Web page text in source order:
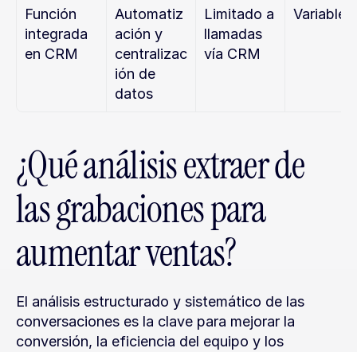
Función
integrada
en CRM
Automatiz
ación y
centralizac
ión de
datos
Limitado a
llamadas
vía CRM
Variable
¿Qué análisis extraer de
las grabaciones para
aumentar ventas?
El análisis estructurado y sistemático de las
conversaciones es la clave para mejorar la
conversión, la eficiencia del equipo y los